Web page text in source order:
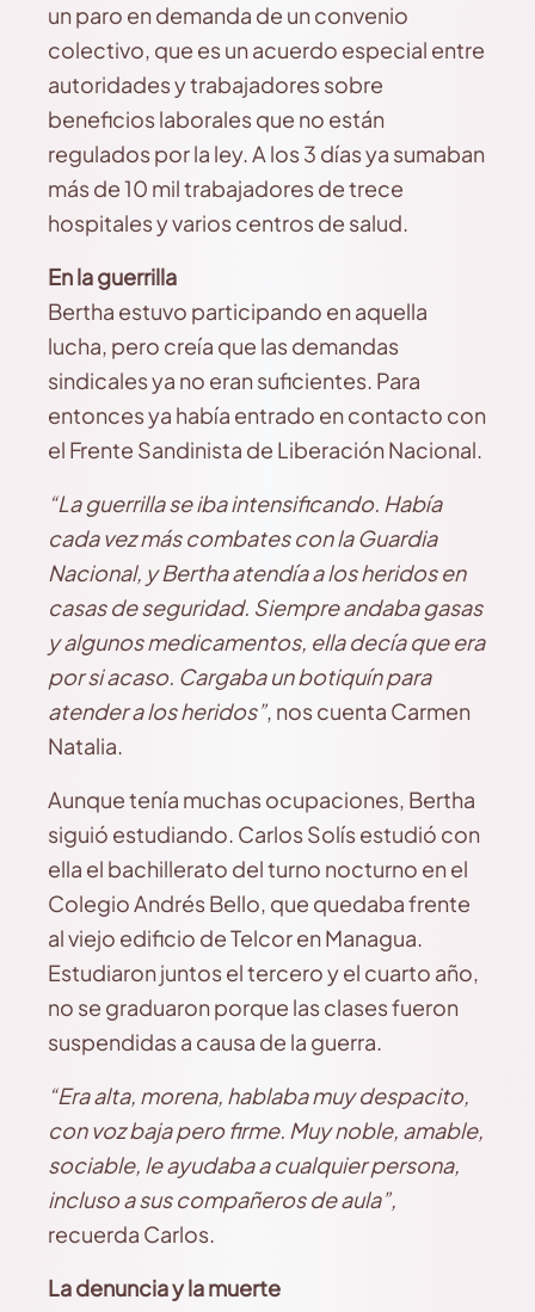
un paro en demanda de un convenio
colectivo, que es un acuerdo especial entre
autoridades y trabajadores sobre
beneficios laborales que no están
regulados por la ley. A los 3 días ya sumaban
más de 10 mil trabajadores de trece
hospitales y varios centros de salud.
En la guerrilla
Bertha estuvo participando en aquella
lucha, pero creía que las demandas
sindicales ya no eran suficientes. Para
entonces ya había entrado en contacto con
el Frente Sandinista de Liberación Nacional.
“La guerrilla se iba intensificando. Había
cada vez más combates con la Guardia
Nacional, y Bertha atendía a los heridos en
casas de seguridad. Siempre andaba gasas
y algunos medicamentos, ella decía que era
por si acaso. Cargaba un botiquín para
atender a los heridos”, nos cuenta Carmen
Natalia.
Aunque tenía muchas ocupaciones, Bertha
siguió estudiando. Carlos Solís estudió con
ella el bachillerato del turno nocturno en el
Colegio Andrés Bello, que quedaba frente
al viejo edificio de Telcor en Managua.
Estudiaron juntos el tercero y el cuarto año,
no se graduaron porque las clases fueron
suspendidas a causa de la guerra.
“Era alta, morena, hablaba muy despacito,
con voz baja pero firme. Muy noble, amable,
sociable, le ayudaba a cualquier persona,
incluso a sus compañeros de aula”,
recuerda Carlos.
La denuncia y la muerte